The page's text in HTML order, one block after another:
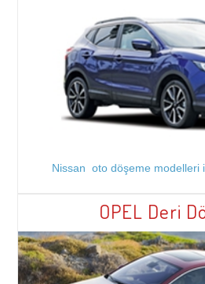
Nissan oto döşeme modelleri
OPEL Deri